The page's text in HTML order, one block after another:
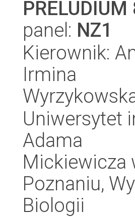
PRELUDIUM
panel: NZ1
Kierownik:
Irmina
Uniwersytet
Adama
Mickiewicza
Poznaniu,
Biologii